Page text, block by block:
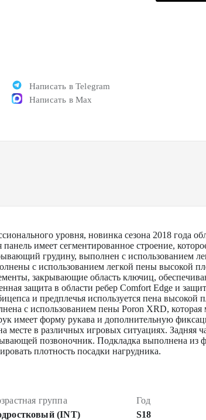
Написать в Telegram
Написать в Max
уровня, новинка сезона 2018 года
имеет сегментированное строение,
грудину, выполнен с использованием
с использованием легкой пены высокой
закрывающие область ключиц,
защита в области ребер Comfort Edge и
и предплечья используется пена высокой
с использованием пены Poron XRD, которая
имеет форму рукава и дополнительную
месте в различных игровых ситуациях. Задняя
позвоночник. Подкладка выполнена из
плотность посадки нагрудника.
группа
(INT)
Год
S18